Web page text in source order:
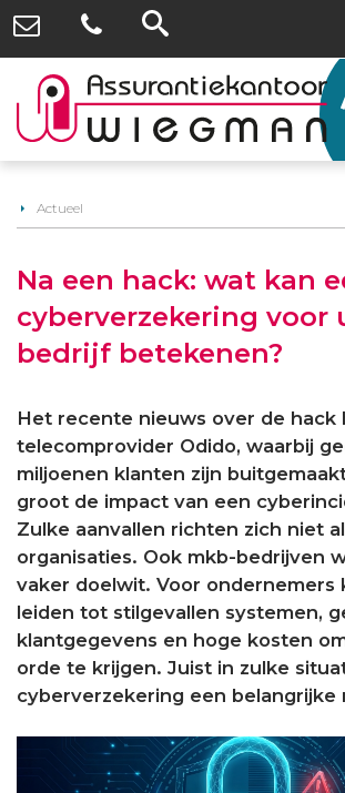
Actueel
Na een hack: wat kan
cyberverzekering voor
bedrijf betekenen?
Het recente nieuws over de hack
telecomprovider Odido, waarbij
miljoenen klanten zijn
groot de impact van een
Zulke aanvallen richten zich niet
organisaties. Ook mkb-bedrijven
vaker doelwit. Voor ondernemers
leiden tot stilgevallen systemen,
klantgegevens en hoge kosten
orde te krijgen. Juist in zulke
cyberverzekering een belangrijke